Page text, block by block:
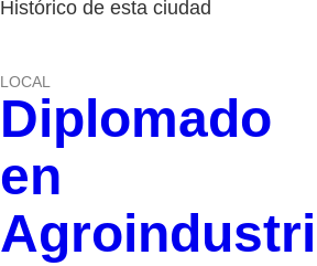
Histórico de esta ciudad
LOCAL
Diplomado
en